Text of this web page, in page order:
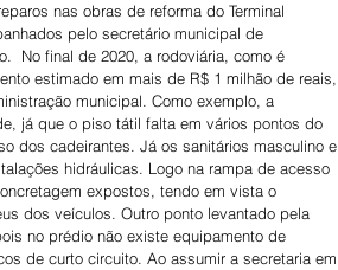
nas obras de reforma do Terminal
pelo secretário municipal de
No final de 2020, a rodoviária, como é
estimado em mais de R$ 1 milhão de reais,
municipal. Como exemplo, a
já que o piso tátil falta em vários pontos do
dos cadeirantes. Já os sanitários masculino e
hidráulicas. Logo na rampa de acesso
expostos, tendo em vista o
dos veículos. Outro ponto levantado pela
no prédio não existe equipamento de
de curto circuito. Ao assumir a secretaria em